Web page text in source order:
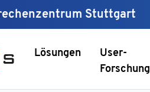
Stuttgart
Lösungen
User-
Forschung